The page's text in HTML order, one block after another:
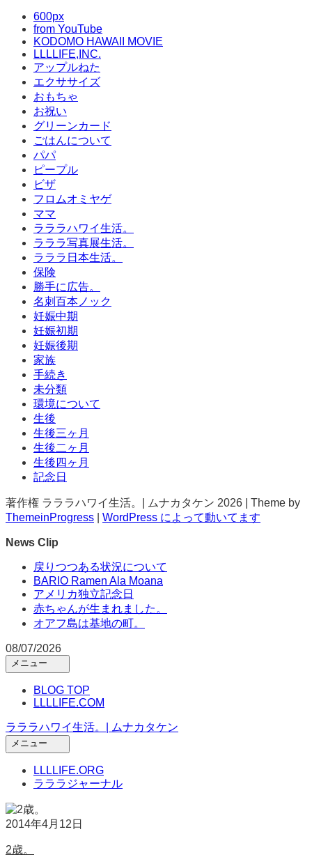
600px
from YouTube
KODOMO HAWAII MOVIE
LLLLIFE,INC.
アップルねた
エクササイズ
おもちゃ
お祝い
グリーンカード
ごはんについて
パパ
ピープル
ビザ
フロムオミヤゲ
ママ
ラララハワイ生活。
ラララ写真展生活。
ラララ日本生活。
保険
勝手に広告。
名刺百本ノック
妊娠中期
妊娠初期
妊娠後期
家族
手続き
未分類
環境について
生後
生後三ヶ月
生後二ヶ月
生後四ヶ月
記念日
著作権 ラララハワイ生活。| ムナカタケン 2026 | Theme by
ThemeinProgress
WordPress によって動いてます
News Clip
戻りつつある状況について
BARIO Ramen Ala Moana
アメリカ独立記念日
赤ちゃんが生まれました。
オアフ島は基地の町。
08/07/2026
メニュー
メ
イ
ン
ニ
ュ
ー
を
開
く
BLOG TOP
LLLLIFE.COM
ラララハワイ生活。| ムナカタケン
メニュー
メ
イ
ン
ュ
LLLLIFE.ORG
ラララジャーナル
2014年4月12日
2歳。